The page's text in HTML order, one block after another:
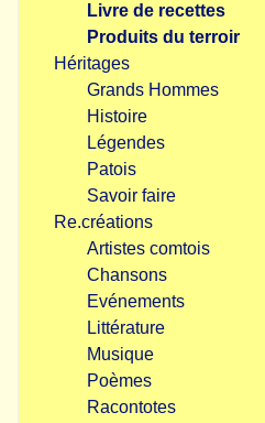
Livre de recettes
Produits du terroir
Héritages
Grands Hommes
Histoire
Légendes
Patois
Savoir faire
Re.créations
Artistes comtois
Chansons
Evénements
Littérature
Musique
Poèmes
Racontotes